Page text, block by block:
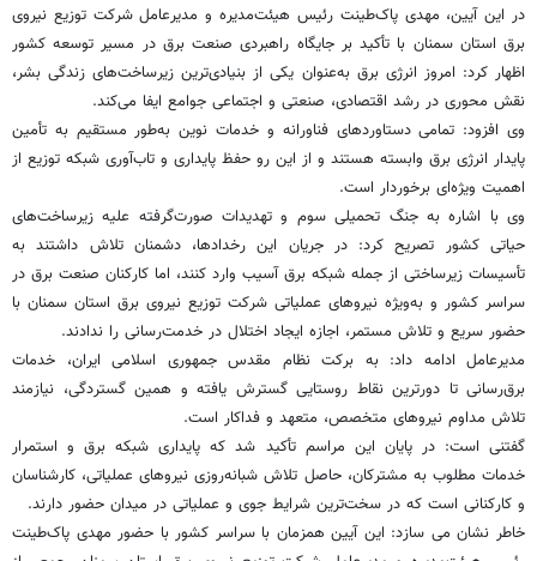
در این آیین، مهدی پاک‌طینت رئیس هیئت‌مدیره و مدیرعامل شرکت توزیع نیروی
برق استان سمنان با تأکید بر جایگاه راهبردی صنعت برق در مسیر توسعه کشور
اظهار کرد: امروز انرژی برق به‌عنوان یکی از بنیادی‌ترین زیرساخت‌های زندگی بشر،
نقش محوری در رشد اقتصادی، صنعتی و اجتماعی جوامع ایفا می‌کند.
وی افزود: تمامی دستاوردهای فناورانه و خدمات نوین به‌طور مستقیم به تأمین
پایدار انرژی برق وابسته هستند و از این رو حفظ پایداری و تاب‌آوری شبکه توزیع از
اهمیت ویژه‌ای برخوردار است.
وی با اشاره به جنگ تحمیلی سوم و تهدیدات صورت‌گرفته علیه زیرساخت‌های
حیاتی کشور تصریح کرد: در جریان این رخدادها، دشمنان تلاش داشتند به
تأسیسات زیرساختی از جمله شبکه برق آسیب وارد کنند، اما کارکنان صنعت برق در
سراسر کشور و به‌ویژه نیروهای عملیاتی شرکت توزیع نیروی برق استان سمنان با
حضور سریع و تلاش مستمر، اجازه ایجاد اختلال در خدمت‌رسانی را ندادند.
مدیرعامل ادامه داد: به برکت نظام مقدس جمهوری اسلامی ایران، خدمات
برق‌رسانی تا دورترین نقاط روستایی گسترش یافته و همین گستردگی، نیازمند
تلاش مداوم نیروهای متخصص، متعهد و فداکار است.
گفتنی است: در پایان این مراسم تأکید شد که پایداری شبکه برق و استمرار
خدمات مطلوب به مشترکان، حاصل تلاش شبانه‌روزی نیروهای عملیاتی، کارشناسان
و کارکنانی است که در سخت‌ترین شرایط جوی و عملیاتی در میدان حضور دارند.
خاطر نشان می سازد: این آیین همزمان با سراسر کشور با حضور مهدی پاک‌طینت